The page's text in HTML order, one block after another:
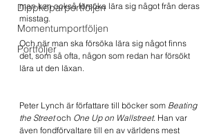
Dippköparportföljen
Momentumportföljen
Portföljer
man kan också försöka lära sig något från deras
misstag.
Och när man ska försöka lära sig något finns
det, som så ofta, någon som redan har försökt
lära ut den läxan.
Peter Lynch är författare till böcker som Beating
the Street och One Up on Wallstreet. Han var
även fondförvaltare till en av världens mest